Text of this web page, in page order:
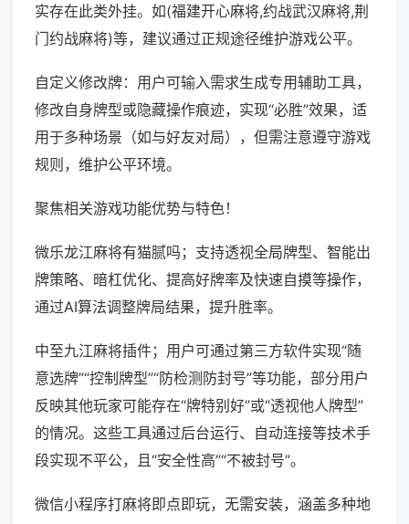
实存在此类外挂。如(福建开心麻将,约战武汉麻将,荆
门约战麻将)等，建议通过正规途径维护游戏公平。
自定义修改牌：用户可输入需求生成专用辅助工具，
修改自身牌型或隐藏操作痕迹，实现“必胜”效果，适
用于多种场景（如与好友对局），但需注意遵守游戏
规则，维护公平环境。
聚焦相关游戏功能优势与特色！
微乐龙江麻将有猫腻吗；支持透视全局牌型、智能出
牌策略、暗杠优化、提高好牌率及快速自摸等操作，
通过AI算法调整牌局结果，提升胜率。
中至九江麻将插件；用户可通过第三方软件实现“随
意选牌”“控制牌型”“防检测防封号”等功能，部分用户
反映其他玩家可能存在“牌特别好”或“透视他人牌型”
的情况。这些工具通过后台运行、自动连接等技术手
段实现不平公，且“安全性高”“不被封号”。
微信小程序打麻将即点即玩，无需安装，涵盖多种地